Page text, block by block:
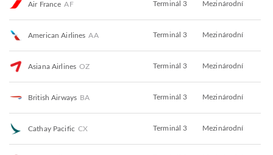
Air France AF Terminál 3 Mezinárodní
American Airlines AA Terminál 3 Mezinárodní
Asiana Airlines OZ Terminál 3 Mezinárodní
British Airways BA Terminál 3 Mezinárodní
Cathay Pacific CX Terminál 3 Mezinárodní